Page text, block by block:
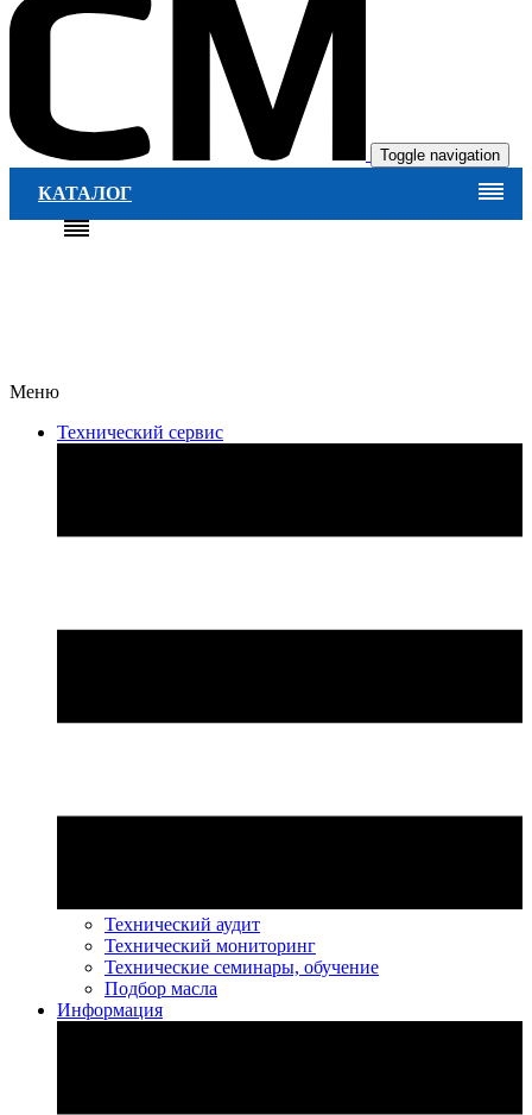
Toggle navigation
КАТАЛОГ
Меню
Технический сервис
Технический аудит
Технический мониторинг
Технические семинары, обучение
Подбор масла
Информация